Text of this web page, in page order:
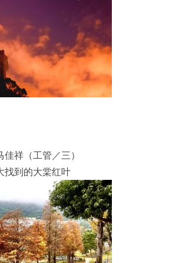
祥（工管／三）
找到的大棠红叶